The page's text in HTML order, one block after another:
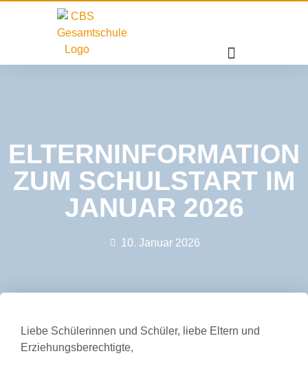
ELTERNINFORMATION
ZUM SCHULSTART IM
JANUAR 2026
10. Januar 2026
Liebe Schülerinnen und Schüler, liebe Eltern und
Erziehungsberechtigte,